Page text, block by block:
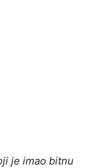
je imao bitnu